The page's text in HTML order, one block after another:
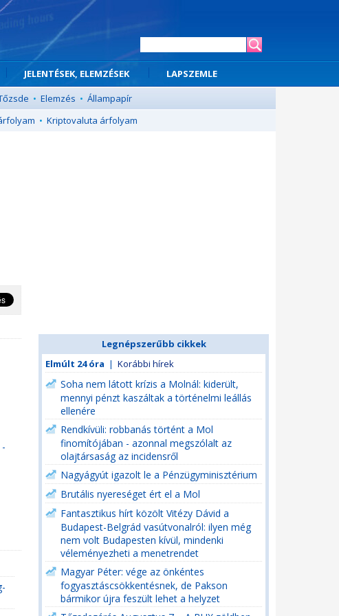
JELENTÉSEK, ELEMZÉSEK
LAPSZEMLE
• Elemzés • Állampapír
• Kriptovaluta árfolyam
Legnépszerűbb cikkek
Elmúlt 24 óra | Korábbi hírek
Soha nem látott krízis a Molnál: kiderült,
mennyi pénzt kaszáltak a történelmi leállás
ellenére
Rendkívüli: robbanás történt a Mol
finomítójában - azonnal megszólalt az
olajtársaság az incidensről
Nagyágyút igazolt le a Pénzügyminisztérium
Brutális nyereséget ért el a Mol
Fantasztikus hírt közölt Vitézy Dávid a
Budapest-Belgrád vasútvonalról: ilyen még
nem volt Budapesten kívül, mindenki
véleményezheti a menetrendet
Magyar Péter: vége az önkéntes
fogyasztáscsökkentésnek, de Pakson
bármikor újra feszült lehet a helyzet